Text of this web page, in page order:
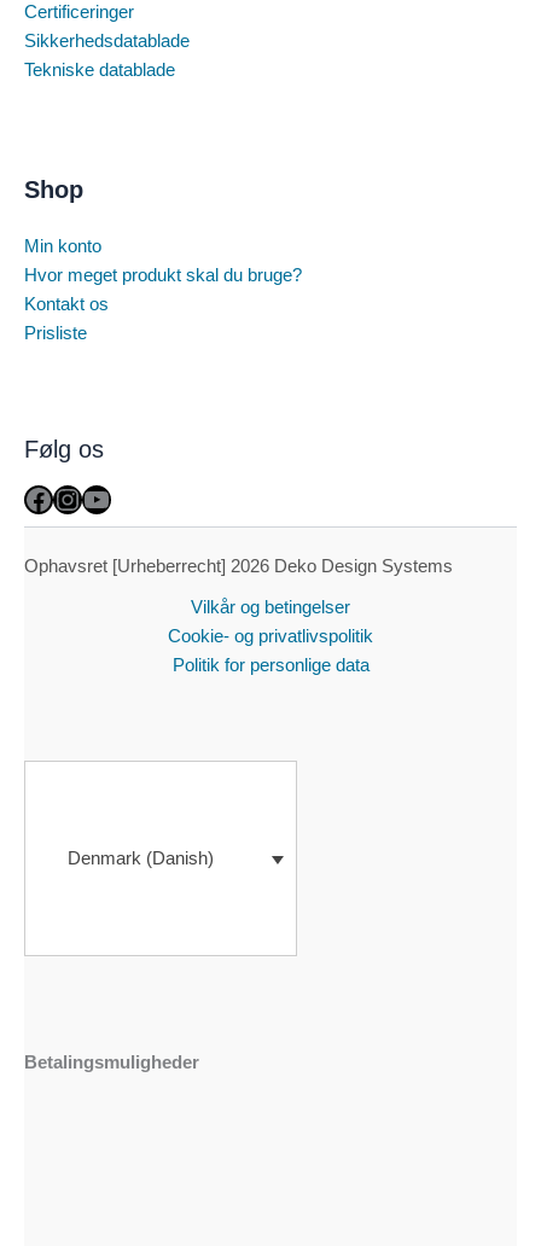
Certificeringer
Sikkerhedsdatablade
Tekniske datablade
Shop
Min konto
Hvor meget produkt skal du bruge?
Kontakt os
Prisliste
Følg os
Facebook
Instagram
YouTube
Ophavsret [Urheberrecht] 2026 Deko Design Systems
Vilkår og betingelser
Cookie- og privatlivspolitik
Politik for personlige data
Denmark (Danish)
Betalingsmuligheder